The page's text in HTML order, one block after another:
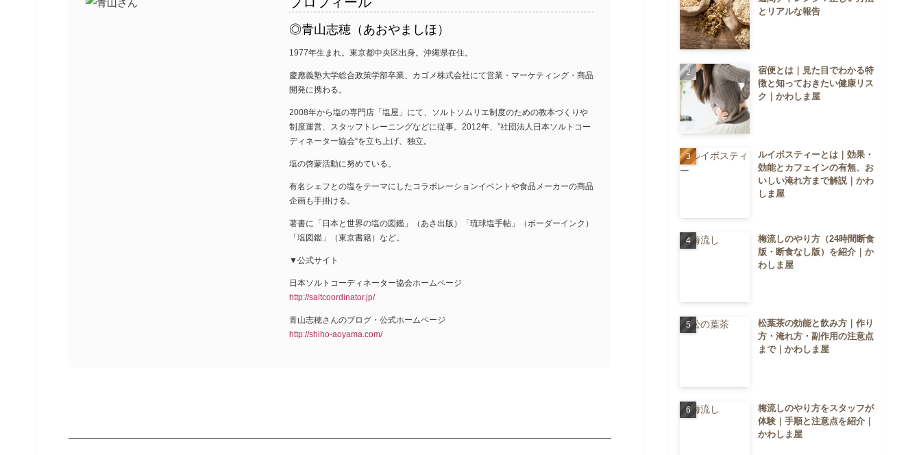
◎青山志穂（あおやましほ）
1977年生まれ。東京都中央区出身。沖縄県在住。
慶應義塾大学総合政策学部卒業、カゴメ株式会社にて営業・マーケティング・商品
開発に携わる。
2008年から塩の専門店「塩屋」にて、ソルトソムリエ制度のための教本づくりや
制度運営、スタッフトレーニングなどに従事。2012年、”社団法人日本ソルトコー
ディネーター協会”を立ち上げ、独立。
塩の啓蒙活動に努めている。
有名シェフとの塩をテーマにしたコラボレーションイベントや食品メーカーの商品
企画も手掛ける。
著書に「日本と世界の塩の図鑑」（あさ出版）「琉球塩手帖」（ボーダーインク）
「塩図鑑」（東京書籍）など。
▼公式サイト
日本ソルトコーディネーター協会ホームページ
http://saltcoordinator.jp/
青山志穂さんのブログ・公式ホームページ
http://shiho-aoyama.com/
とリアルな報告
宿便とは｜見た目でわかる特
徴と知っておきたい健康リス
ク｜かわしま屋
ルイボスティーとは｜効果・
効能とカフェインの有無、お
いしい淹れ方まで解説｜かわ
しま屋
梅流しのやり方（24時間断食
版・断食なし版）を紹介｜か
わしま屋
松葉茶の効能と飲み方｜作り
方・淹れ方・副作用の注意点
まで｜かわしま屋
梅流しのやり方をスタッフが
体験｜手順と注意点を紹介｜
かわしま屋